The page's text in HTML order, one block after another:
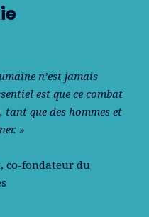
n’est jamais
est que ce combat
que des hommes et
»
co-fondateur du